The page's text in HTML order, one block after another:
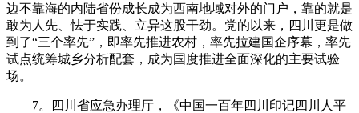
边不靠海的内陆省份成长成为西南地域对外的门户，靠的就是
敢为人先、怯于实践、立异这股干劲。党的以来，四川更是做
到了“三个率先”，即率先推进农村，率先拉建国企序幕，率先
试点统筹城乡分析配套，成为国度推进全面深化的主要试验
场。
7。四川省应急办理厅，《中国一百年四川印记四川人平